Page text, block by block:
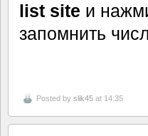
list site и
запомнить
Posted by slik45 at 14:35